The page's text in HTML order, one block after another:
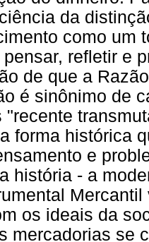
da
como um
pensar, refletir e
de que a
é sinônimo de
"recente
forma histórica
e
história - a
os ideais da
mercadorias se